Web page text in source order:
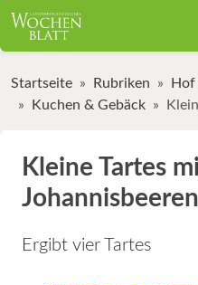
Startseite Rubriken Hof
Kuchen & Gebäck
Kleine Tartes
Johannisbeeren
Ergibt vier Tartes